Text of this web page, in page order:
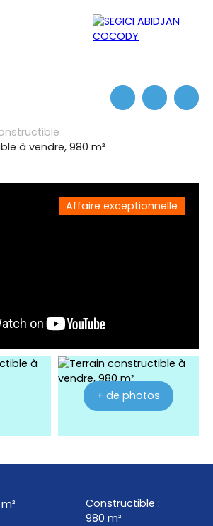
à vendre, 980 m²
Affaire exceptionnelle
+ de photos
m² Constructible :
980 m²